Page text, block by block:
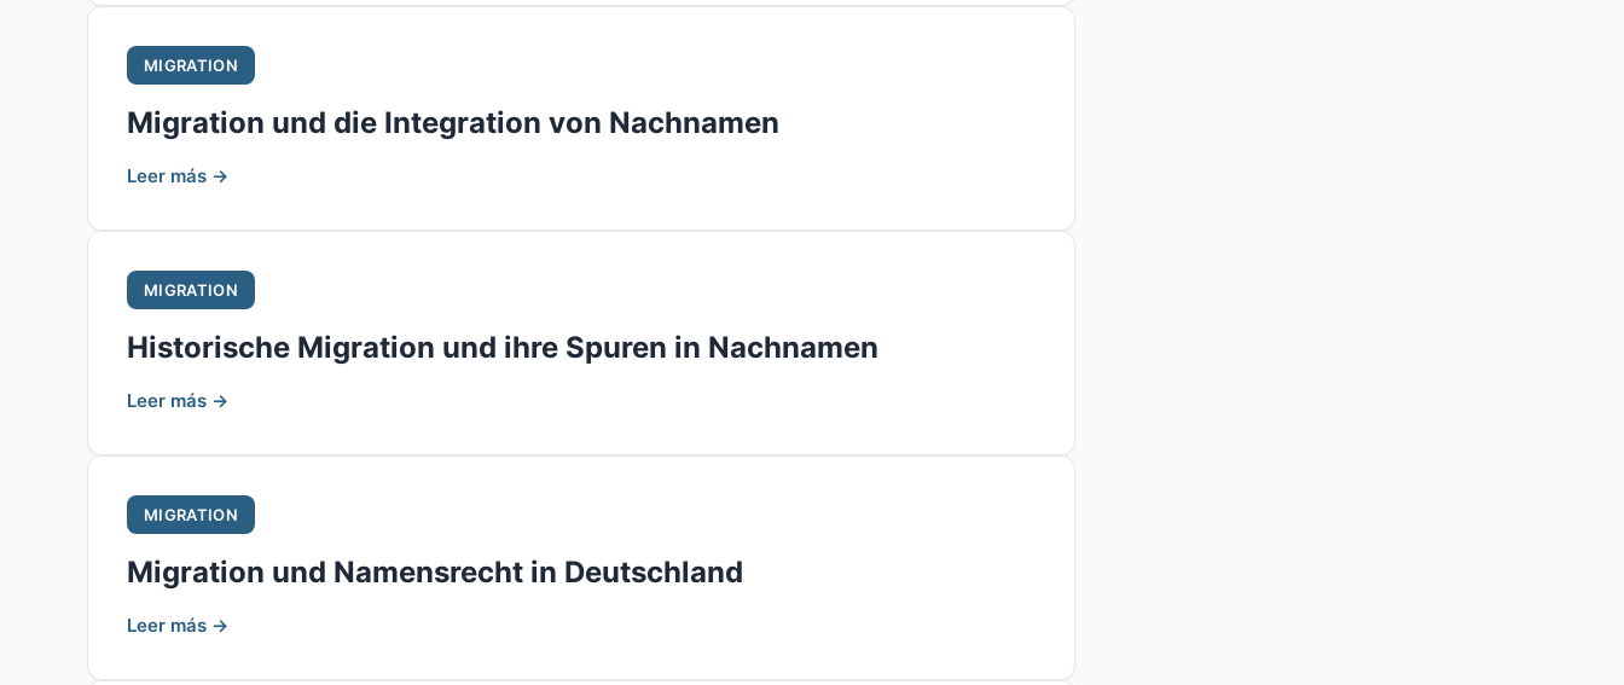
MIGRATION
Migration und die Integration von Nachnamen
Leer más →
MIGRATION
Historische Migration und ihre Spuren in Nachnamen
Leer más →
MIGRATION
Migration und Namensrecht in Deutschland
Leer más →